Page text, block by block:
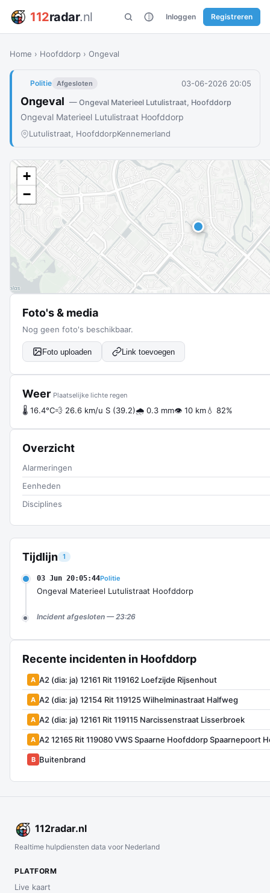
112radar.nl Inloggen Registreren
Home › Hoofddorp › Ongeval
Politie Afgesloten 03-06-2026 20:05
Ongeval — Ongeval Materieel Lutulistraat, Hoofddorp
Ongeval Materieel Lutulistraat Hoofddorp
Lutulistraat, HoofddorpKennemerland
Tijdlijn 1
03 Jun 20:05:44Politie
Ongeval Materieel Lutulistraat Hoofddorp
Incident afgesloten — 23:26
Recente incidenten in Hoofddorp
A A2 (dia: ja) 12161 Rit 119162 Loefzijde Rijsenhout
A A2 (dia: ja) 12154 Rit 119125 Wilhelminastraat Halfweg
A A2 (dia: ja) 12161 Rit 119115 Narcissenstraat Lisserbroek
A A2 12165 Rit 119080 VWS Spaarne Hoofddorp Spaarnepoort
B Buitenbrand
+
−
Foto's & media
Nog geen foto's beschikbaar.
Foto uploaden Link toevoegen
Weer Plaatselijke lichte regen
🌡 16.4°C💨 26.6 km/u S (39.2)🌧 0.3 mm👁 10 km💧 82%
Overzicht
Alarmeringen
Eenheden
Disciplines
112radar.nl
Realtime hulpdiensten data voor Nederland
PLATFORM
Live kaart